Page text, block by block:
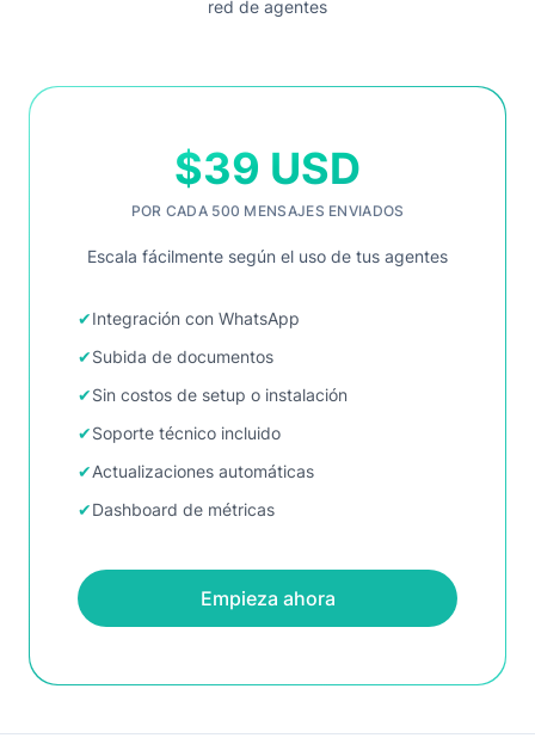
red de agentes
$39 USD
POR CADA 500 MENSAJES ENVIADOS
Escala fácilmente según el uso de tus agentes
✔Integración con WhatsApp
✔Subida de documentos
✔Sin costos de setup o instalación
✔Soporte técnico incluido
✔Actualizaciones automáticas
✔Dashboard de métricas
Empieza ahora